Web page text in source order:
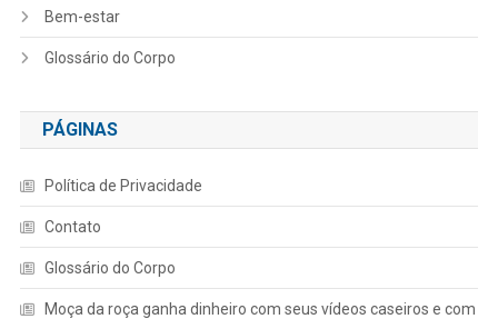
Bem-estar
Glossário do Corpo
PÁGINAS
Política de Privacidade
Contato
Glossário do Corpo
Moça da roça ganha dinheiro com seus vídeos caseiros e com